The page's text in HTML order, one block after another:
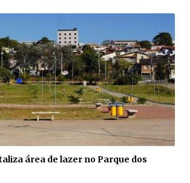
área de lazer no Parque dos